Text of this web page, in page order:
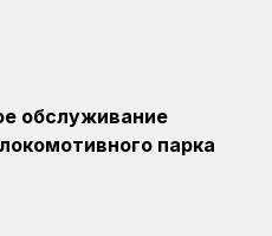
обслуживание
парка